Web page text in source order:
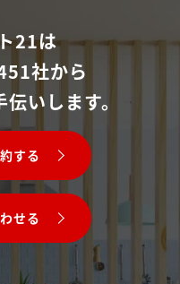
21は
社から
いします。
する
せる